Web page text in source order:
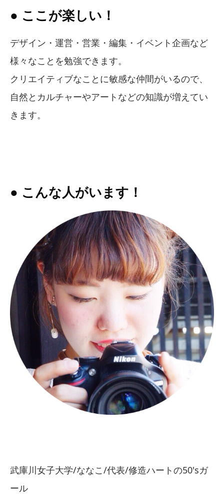
● ここが楽しい！
デザイン・運営・営業・編集・イベント企画など
様々なことを勉強できます。
クリエイティブなことに敏感な仲間がいるので、
自然とカルチャーやアートなどの知識が増えてい
きます。
● こんな人がいます！
武庫川女子大学/ななこ/代表/修造ハートの50'sガ
ール